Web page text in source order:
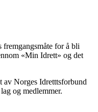
for å bli
«Min Idrett» og det
av Norges Idretttsforbund
og medlemmer.